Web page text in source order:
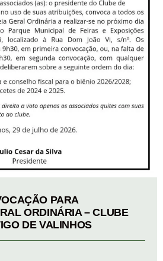
PARA
ORDINÁRIA – CLUBE
DE VALINHOS